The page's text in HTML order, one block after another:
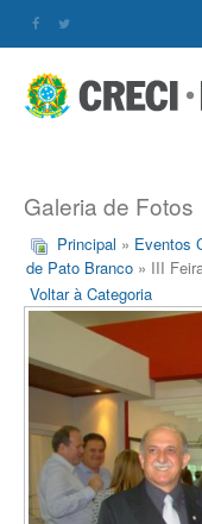
Galeria de Fotos
Principal » Eventos
de Pato Branco » III
Voltar à Categoria